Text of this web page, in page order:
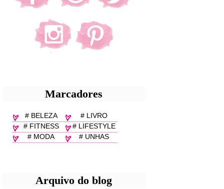
Marcadores
# BELEZA
# LIVRO
# FITNESS
# LIFESTYLE
# MODA
# UNHAS
Arquivo do blog